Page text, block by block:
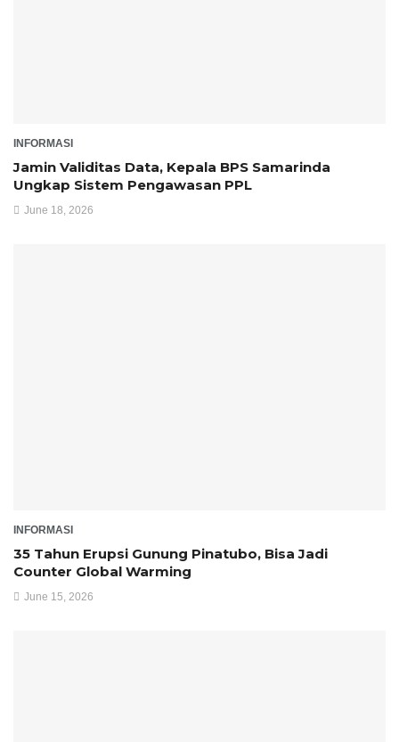
INFORMASI
Jamin Validitas Data, Kepala BPS Samarinda
Ungkap Sistem Pengawasan PPL
June 18, 2026
INFORMASI
35 Tahun Erupsi Gunung Pinatubo, Bisa Jadi
Counter Global Warming
June 15, 2026